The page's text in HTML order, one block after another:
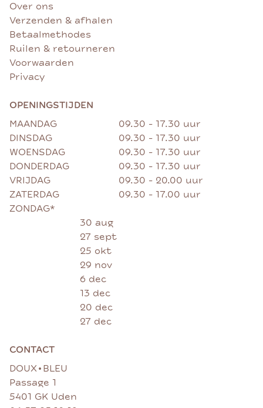
Over ons
Verzenden & afhalen
Betaalmethodes
Ruilen & retourneren
Voorwaarden
Privacy
OPENINGSTIJDEN
MAANDAG
09.30 - 17.30 uur
DINSDAG
09.30 - 17.30 uur
WOENSDAG
09.30 - 17.30 uur
DONDERDAG
09.30 - 17.30 uur
VRIJDAG
09.30 - 20.00 uur
ZATERDAG
09.30 - 17.00 uur
ZONDAG*
30 aug
27 sept
25 okt
29 nov
6 dec
13 dec
20 dec
27 dec
CONTACT
DOUX • BLEU
Passage 1
5401 GK Uden